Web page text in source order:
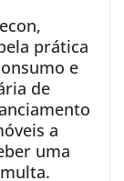
prática
e
de
a
uma